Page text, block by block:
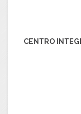
CENTRO